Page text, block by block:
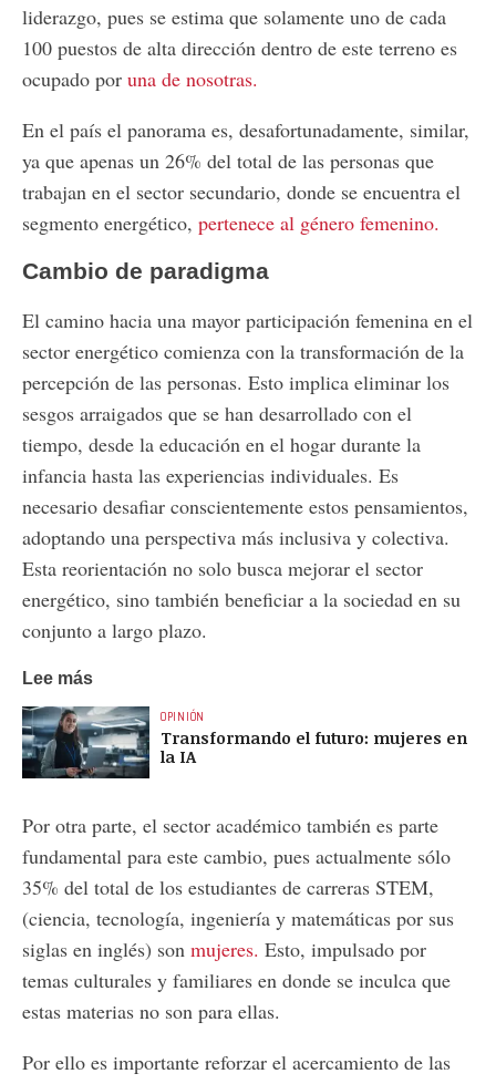
liderazgo, pues se estima que solamente uno de cada
100 puestos de alta dirección dentro de este terreno es
ocupado por una de nosotras.
En el país el panorama es, desafortunadamente, similar,
ya que apenas un 26% del total de las personas que
trabajan en el sector secundario, donde se encuentra el
segmento energético, pertenece al género femenino.
Cambio de paradigma
El camino hacia una mayor participación femenina en el
sector energético comienza con la transformación de la
percepción de las personas. Esto implica eliminar los
sesgos arraigados que se han desarrollado con el
tiempo, desde la educación en el hogar durante la
infancia hasta las experiencias individuales. Es
necesario desafiar conscientemente estos pensamientos,
adoptando una perspectiva más inclusiva y colectiva.
Esta reorientación no solo busca mejorar el sector
energético, sino también beneficiar a la sociedad en su
conjunto a largo plazo.
Lee más
OPINIÓN
Transformando el futuro: mujeres en
la IA
Por otra parte, el sector académico también es parte
fundamental para este cambio, pues actualmente sólo
35% del total de los estudiantes de carreras STEM,
(ciencia, tecnología, ingeniería y matemáticas por sus
siglas en inglés) son mujeres. Esto, impulsado por
temas culturales y familiares en donde se inculca que
estas materias no son para ellas.
Por ello es importante reforzar el acercamiento de las